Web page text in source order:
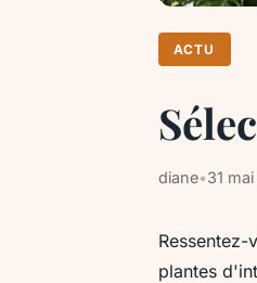
ACTU
diane•31
Ressentez-
plantes